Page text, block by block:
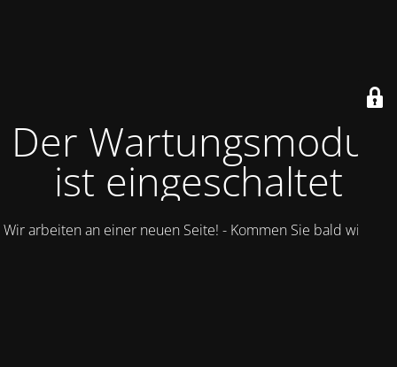
Der Wartungsmodus
ist eingeschaltet
Wir arbeiten an einer neuen Seite! - Kommen Sie bald wieder.